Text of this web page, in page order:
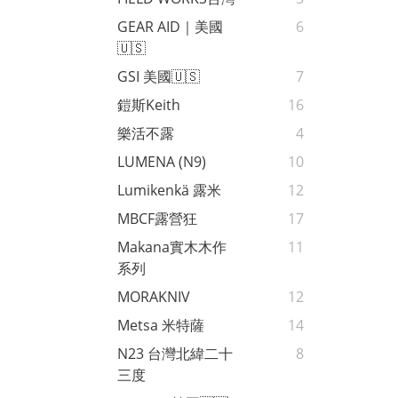
GEAR AID｜美國
🇺🇸
6
GSI 美國🇺🇸
7
鎧斯Keith
16
樂活不露
4
LUMENA (N9)
10
Lumikenkä 露米
12
MBCF露營狂
17
Makana實木木作
系列
11
MORAKNIV
12
Metsa 米特薩
14
N23 台灣北緯二十
三度
8